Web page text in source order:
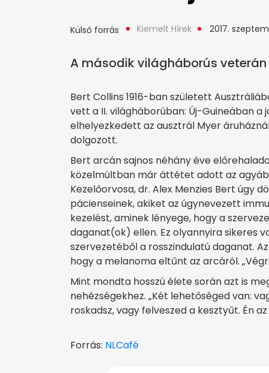
Külső forrás Kiemelt Hírek 2017.
A második világháborús
Bert Collins 1916-ban született
vett a II. világháborúban: Új-Guineában
elhelyezkedett az ausztrál Myer
dolgozott.
Bert arcán sajnos néhány éve
közelmúltban már áttétet adott az
Kezelőorvosa, dr. Alex Menzies Bert úgy
pácienseinek, akiket az úgynevezett
kezelést, aminek lényege, hogy a
daganat(ok) ellen. Ez olyannyira sikeres
szervezetéből a rosszindulatú daganat.
hogy a melanoma eltűnt az arcáról.
Mint mondta hosszú élete során azt is
nehézségekhez. „Két lehetőséged van:
roskadsz, vagy felveszed a kesztyűt. Én
Forrás: NLCafé